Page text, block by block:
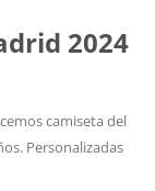
2024
camiseta del
Personalizadas